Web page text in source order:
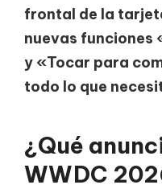
frontal de la
nuevas funciones
y «Tocar para
todo lo que
¿Qué
WWDC